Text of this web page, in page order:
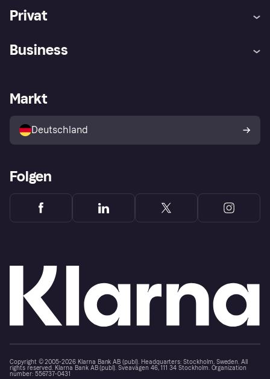
Privat
Klarna App
Shops entdecken
Käuferschutzrichtlinie
Dein Widerrufsrecht
Business
Händlerportal
Markt
Deutschland
Folgen
Copyright © 2005-2026 Klarna Bank AB (publ). Headquarters: Stockholm, Sweden. All
rights reserved. Klarna Bank AB (publ). Sveavägen 46, 111 34 Stockholm. Organization
number: 556737-0431